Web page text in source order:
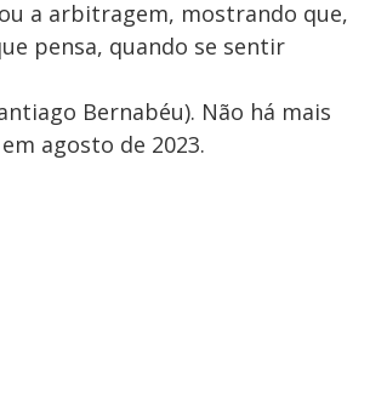
a arbitragem, mostrando que,
pensa, quando se sentir
Bernabéu). Não há mais
agosto de 2023.